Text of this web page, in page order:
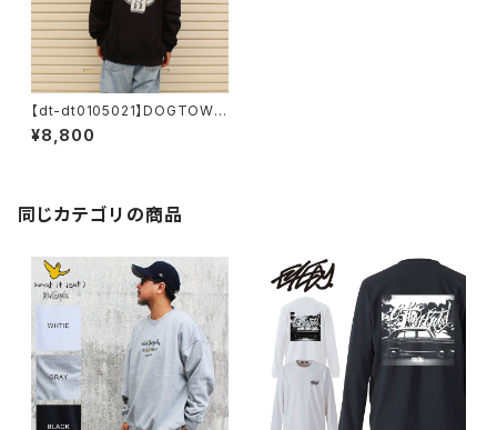
【dt-dt0105021】DOGTOWN
ドッグタウン CIRCLE HOODIE
プルオーバーパーカー ブラック
おしゃれ 人気 安い ブランド
¥8,800
同じカテゴリの商品